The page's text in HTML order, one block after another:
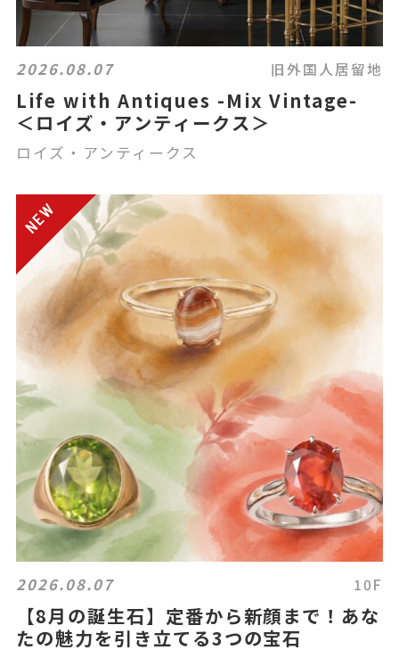
2026.08.07 旧外国人居留地
Life with Antiques -Mix Vintage-
＜ロイズ・アンティークス＞
ロイズ・アンティークス
2026.08.07 10F
【8月の誕生石】定番から新顔まで！あな
たの魅力を引き立てる3つの宝石